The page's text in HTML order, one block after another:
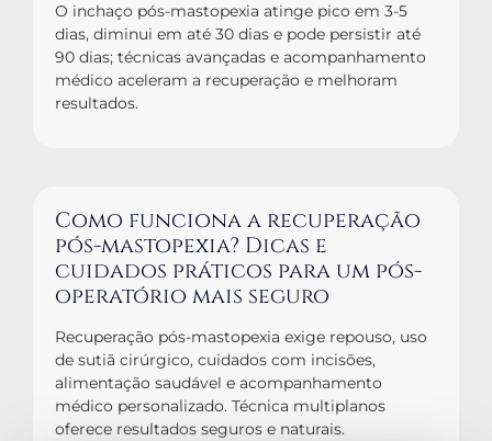
O inchaço pós-mastopexia atinge pico em 3-5
dias, diminui em até 30 dias e pode persistir até
90 dias; técnicas avançadas e acompanhamento
médico aceleram a recuperação e melhoram
resultados.
Como funciona a recuperação
pós-mastopexia? Dicas e
cuidados práticos para um pós-
operatório mais seguro
Recuperação pós-mastopexia exige repouso, uso
de sutiã cirúrgico, cuidados com incisões,
alimentação saudável e acompanhamento
médico personalizado. Técnica multiplanos
oferece resultados seguros e naturais.